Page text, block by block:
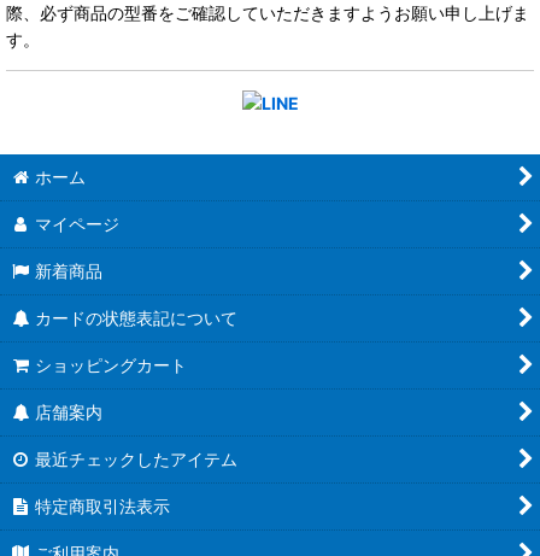
際、必ず商品の型番をご確認していただきますようお願い申し上げま
す。
ホーム
マイページ
新着商品
カードの状態表記について
ショッピングカート
店舗案内
最近チェックしたアイテム
特定商取引法表示